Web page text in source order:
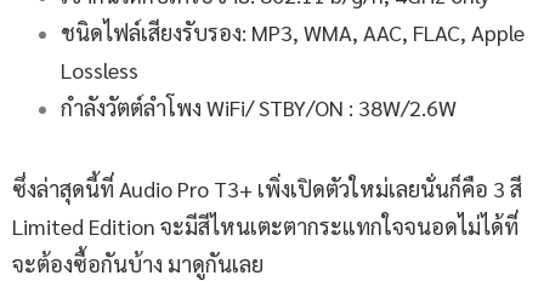
ชนิดไฟล์เสียงรับรอง: MP3, WMA, AAC, FLAC, Apple
Lossless
กำลังวัตต์ลำโพง WiFi/ STBY/ON : 38W/2.6W
ซึ่งล่าสุดนี้ที่ Audio Pro T3+ เพิ่งเปิดตัวใหม่เลยนั่นก็คือ 3 สี
Limited Edition จะมีสีไหนเตะตากระแทกใจจนอดไม่ได้ที่
จะต้องซื้อกันบ้าง มาดูกันเลย